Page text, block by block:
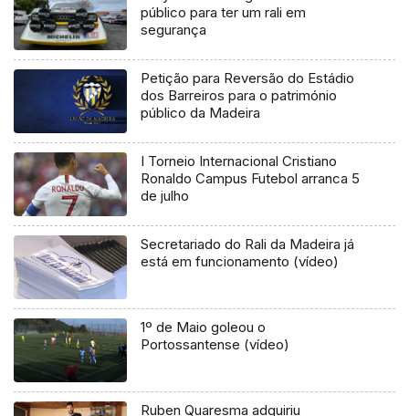
público para ter um rali em
segurança
Petição para Reversão do Estádio
dos Barreiros para o património
público da Madeira
I Torneio Internacional Cristiano
Ronaldo Campus Futebol arranca 5
de julho
Secretariado do Rali da Madeira já
está em funcionamento (vídeo)
1º de Maio goleou o
Portossantense (vídeo)
Ruben Quaresma adquiriu